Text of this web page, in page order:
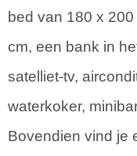
bed van 180 x
cm, een bank in
satelliet-tv,
waterkoker,
Bovendien vind je